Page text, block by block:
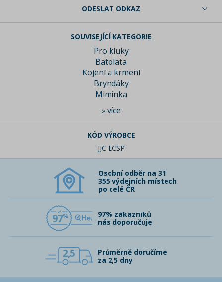
ODESLAT ODKAZ
SOUVISEJÍCÍ KATEGORIE
Pro kluky
Batolata
Kojení a krmení
Bryndáky
Miminka
» více
KÓD VÝROBCE
JJC LCSP
Osobní odběr na 31
355 výdejních místech
po celé ČR
97
97% zákazníků
nás doporučuje
2,5
Průměrně doručíme
za 2,5 dny